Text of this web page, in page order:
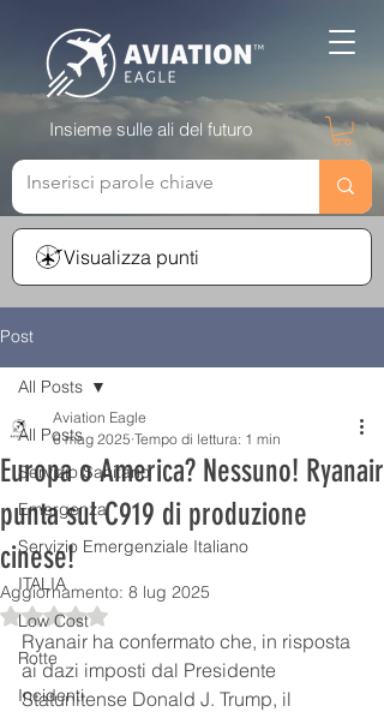
Visualizza punti
Insieme sulle ali del futuro
Post
All Posts
Servizio Sanitario
Emergenza
Servizio Emergenziale Italiano
ITALIA
Low Cost
Rotte
Incidenti
All Posts
Europa o America? Nessuno! Ryanair
punta sul C919 di produzione
cinese!
Aviation Eagle
6 mag 2025 Tempo di lettura: 1 min
Aggiornamento: 8 lug 2025
Valutazione NaN stelle su 5.
Ryanair ha confermato che, in risposta
ai dazi imposti dal Presidente
Statunitense Donald J. Trump, il